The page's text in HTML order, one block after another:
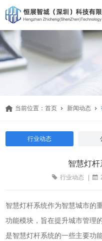
当前位置：首页 新闻动态
行业动态
智慧灯
行业动态
智慧灯杆系统作为智慧城市的
功能模块，旨在提升城市管理
是智慧灯杆系统的一些主要功能